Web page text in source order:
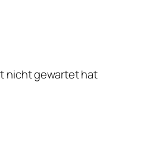
nicht gewartet hat